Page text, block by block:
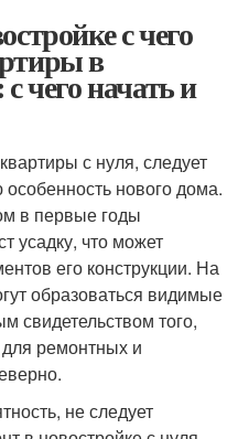
с чего
в
чего начать и
с нуля, следует
нового дома.
в первые годы
усадку, что может
его конструкции. На
образоваться видимые
свидетельством того,
ремонтных и
не следует